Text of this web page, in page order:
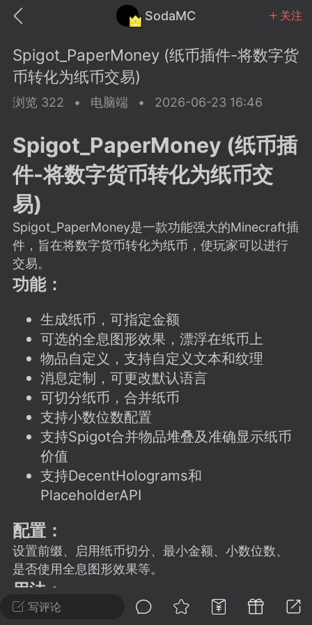
SodaMC 关注
中文社区 SodaMC
教程 材质 社区
11-27 02:06
议贴】SodaMC 的改进与建议 🧃
社区的建议&反馈板块，欢迎每
在这里畅所欲言，提出你对 社区功能、
、管理方式等方面 的任何想法！...
11 5.9k
潮涌核心
永久赞助者
电脑端 整合包分享
主页反馈贴
反馈你遇到的问题 以及 你期望的功能等
不方便可尝试通过邮箱与作者进行反馈
写评论
Spigot_PaperMoney (纸币插件-将数字货
币转化为纸币交易)
浏览 322 • 电脑端 • 2026-06-23 16:46
Spigot_PaperMoney (纸币插
件-将数字货币转化为纸币交
易)
Spigot_PaperMoney是一款功能强大的Minecraft插
件，旨在将数字货币转化为纸币，使玩家可以进行
交易。
功能：
生成纸币，可指定金额
可选的全息图形效果，漂浮在纸币上
物品自定义，支持自定义文本和纹理
消息定制，可更改默认语言
可切分纸币，合并纸币
支持小数位数配置
支持Spigot合并物品堆叠及准确显示纸币
价值
支持DecentHolograms和
PlaceholderAPI
配置：
设置前缀、启用纸币切分、最小金额、小数位数、
是否使用全息图形效果等。
用法：
玩家可使用指令进行纸币的生成、提取、分拆、合